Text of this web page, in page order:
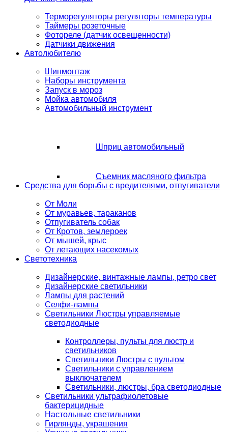
Терморегуляторы регуляторы температуры
Таймеры розеточные
Фотореле (датчик освещенности)
Датчики движения
Автолюбителю
Шинмонтаж
Наборы инструмента
Запуск в мороз
Мойка автомобиля
Автомобильный инструмент
Шприц автомобильный
Съемник масляного фильтра
Средства для борьбы с вредителями, отпугиватели
От Моли
От муравьев, тараканов
Отпугиватель собак
От Кротов, землероек
От мышей, крыс
От летающих насекомых
Светотехника
Дизайнерские, винтажные лампы, ретро свет
Дизайнерские светильники
Лампы для растений
Селфи-лампы
Светильники Люстры управляемые
светодиодные
Контроллеры, пульты для люстр и
светильников
Светильники Люстры с пультом
Светильники с управлением
выключателем
Светильники, люстры, бра светодиодные
Светильники ультрафиолетовые
бактерицидные
Настольные светильники
Гирлянды, украшения